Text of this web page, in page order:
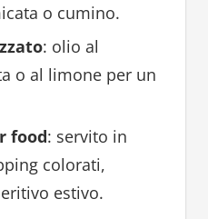
o cumino.
: olio al
o al limone per un
food: servito in
colorati,
estivo.